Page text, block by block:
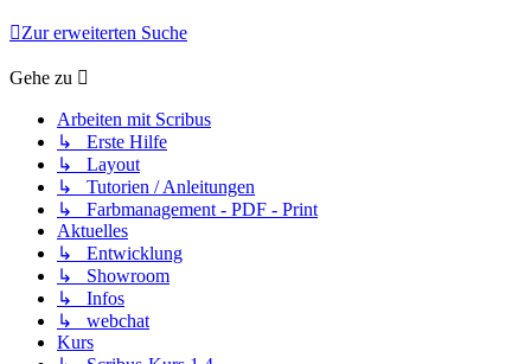
Zur erweiterten Suche
Gehe zu
Arbeiten mit Scribus
↳ Erste Hilfe
↳ Layout
↳ Tutorien / Anleitungen
↳ Farbmanagement - PDF - Print
Aktuelles
↳ Entwicklung
↳ Showroom
↳ Infos
↳ webchat
Kurs